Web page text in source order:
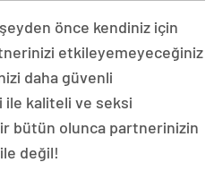
önce kendiniz için
etkileyemeyeceğiniz
daha güvenli
kaliteli ve seksi
bütün olunca partnerinizin
değil!